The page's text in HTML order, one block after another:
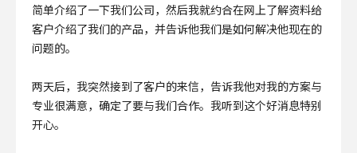
简单介绍了一下我们公司，然后我就约合在网上了解资料给
客户介绍了我们的产品，并告诉他我们是如何解决他现在的
问题的。
两天后，我突然接到了客户的来信，告诉我他对我的方案与
专业很满意，确定了要与我们合作。我听到这个好消息特别
开心。